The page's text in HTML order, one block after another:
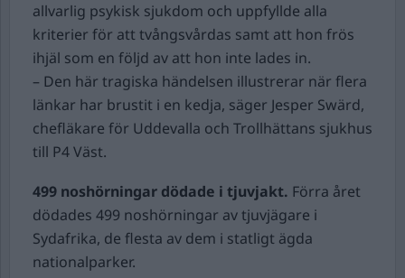
allvarlig psykisk sjukdom och uppfyllde alla
kriterier för att tvångsvårdas samt att hon frös
ihjäl som en följd av att hon inte lades in.
– Den här tragiska händelsen illustrerar när flera
länkar har brustit i en kedja, säger Jesper Swärd,
chefläkare för Uddevalla och Trollhättans sjukhus
till P4 Väst.
499 noshörningar dödade i tjuvjakt. Förra året
dödades 499 noshörningar av tjuvjägare i
Sydafrika, de flesta av dem i statligt ägda
nationalparker.